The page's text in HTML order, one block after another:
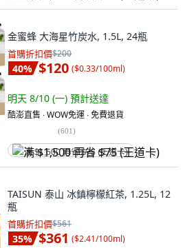
金蜜蜂 大海星竹炭水, 1.5L, 24瓶
首購折扣價$200
40% $120 ($0.33/100ml)
明天 8/10 (一) 預計送達
酷澎直售 ∙ WOW免運 ∙ 免費退貨
(601)
满 $1,500 再省 $75 (王道卡)
TAISUN 泰山 冰鎮檸檬紅茶, 1.25L, 12
瓶
首購折扣價$561
35% $361 ($2.41/100ml)